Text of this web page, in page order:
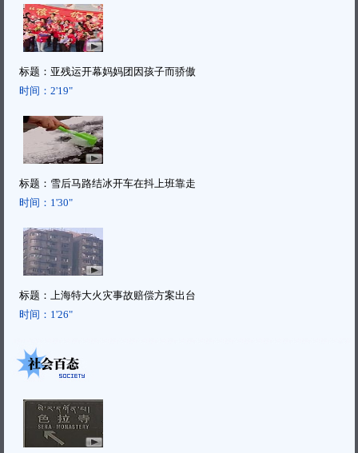
标题： 亚残运开幕妈妈团因孩子而骄傲
时间： 2'19"
标题： 雪后马路结冰开车在抖上班靠走
时间： 1'30"
标题： 上海特大火灾事故赔偿方案出台
时间： 1'26"